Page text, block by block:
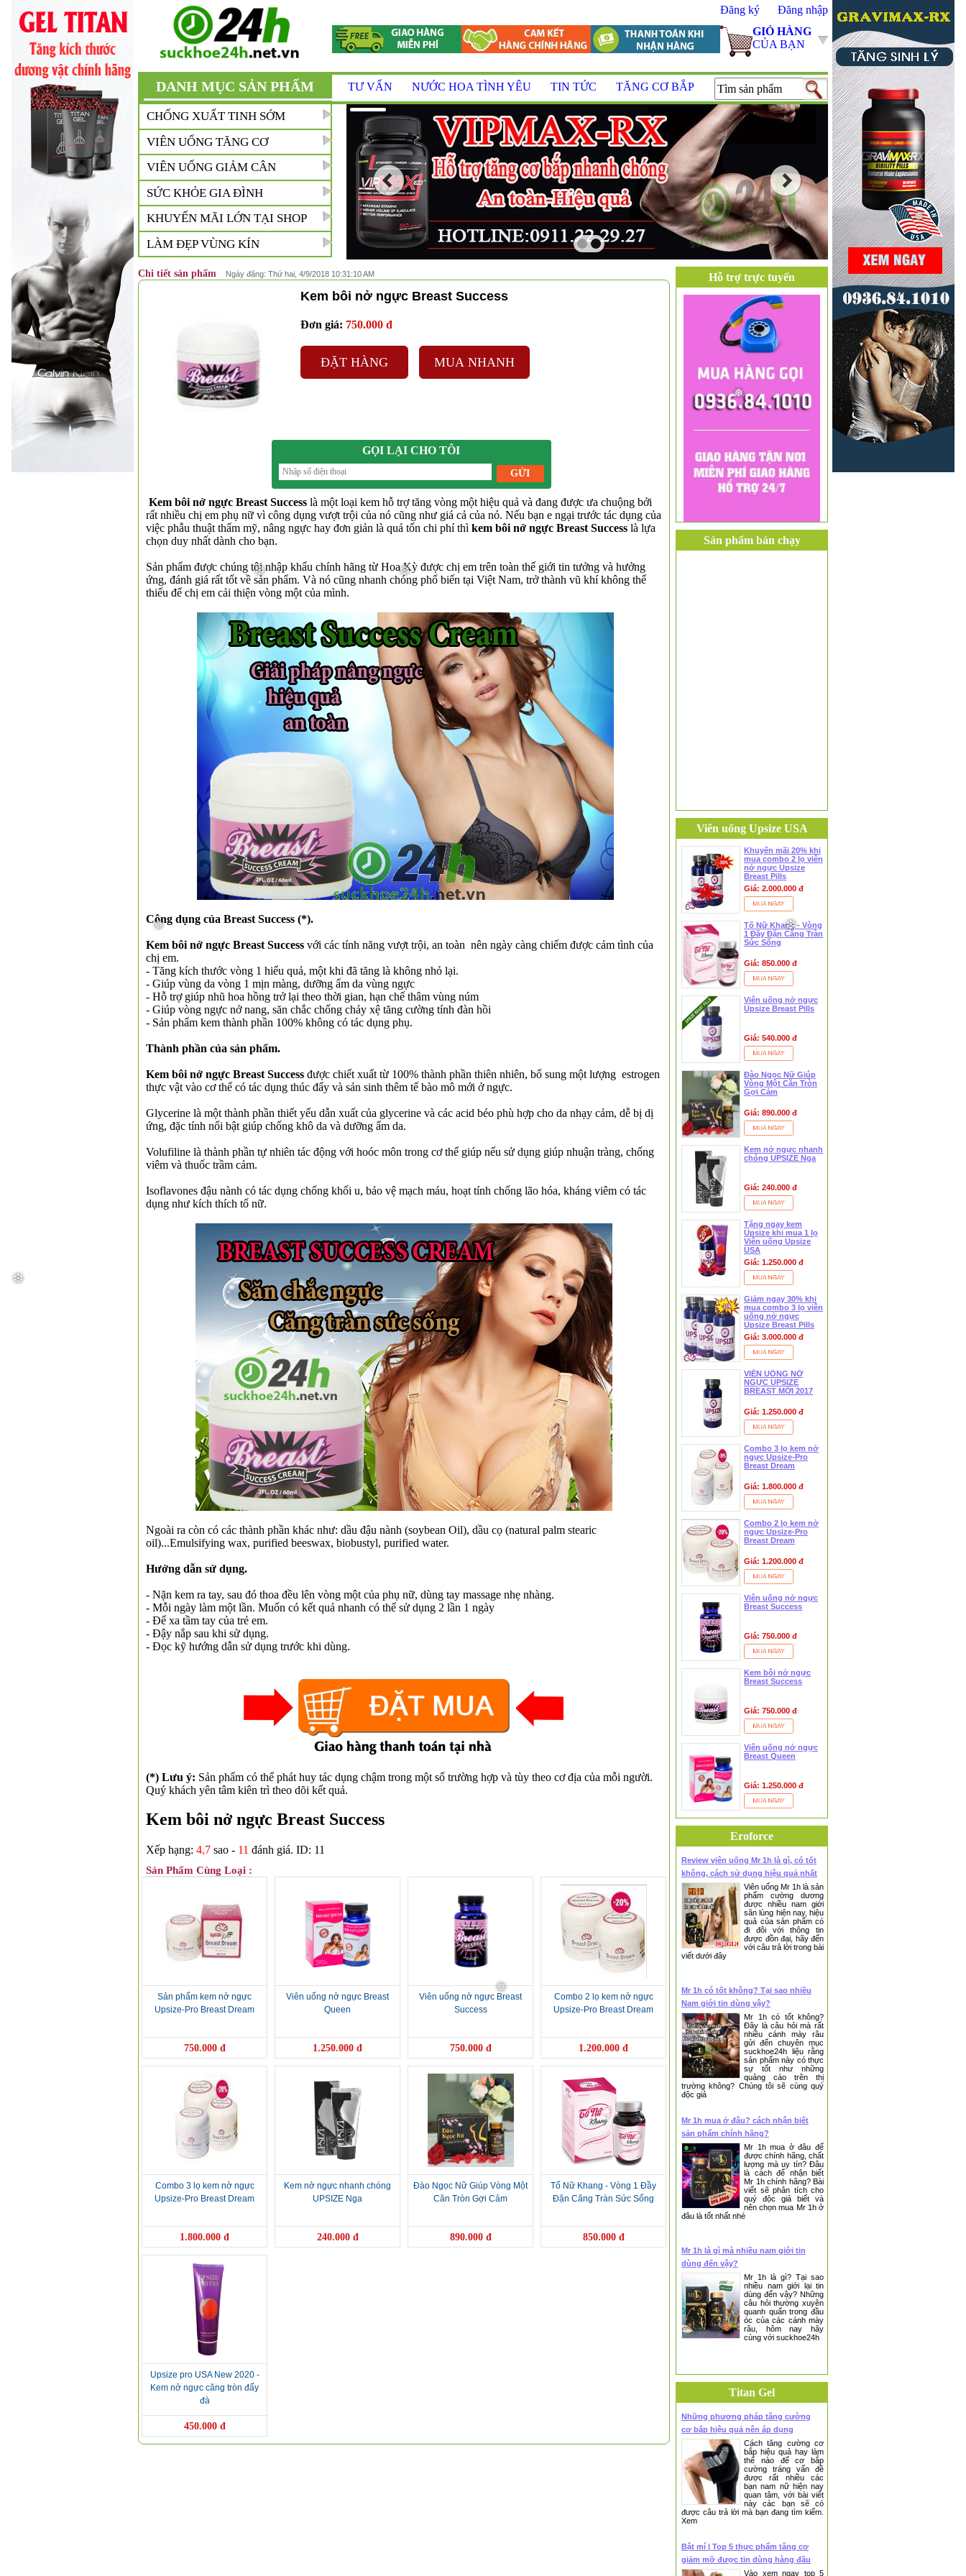
Đăng ký
Đăng nhập
GIỎ HÀNG
CỦA BẠN
DANH MỤC SẢN PHẨM TƯ VẤN NƯỚC HOA TÌNH YÊU TIN TỨC TĂNG CƠ BẮP
CHỐNG XUẤT TINH SỚM
VIÊN UỐNG TĂNG CƠ
VIÊN UỐNG GIẢM CÂN
SỨC KHỎE GIA ĐÌNH
KHUYẾN MÃI LỚN TẠI SHOP
LÀM ĐẸP VÙNG KÍN
Chi tiết sản phẩm Ngày đăng: Thứ hai, 4/9/2018 10:31:10 AM
Kem bôi nở ngực Breast Success
Đơn giá: 750.000 đ
ĐẶT HÀNG MUA NHANH
GỌI LẠI CHO TÔI
Kem bôi nở ngực Breast Success là một loại kem hỗ trợ tăng vòng một hiệu quả và đang được ưa chuộng bởi
rất nhiều chị em phụ nữ vì công dụng vượt trội của nó cũng như giá cả của nó. Nếu bạn e ngại trước tác dụng của
việc phẫu thuật thẩm mỹ, nâng ngực hay đơn giản là quá tốn chi phí thì kem bôi nở ngực Breast Success là lựa
chọn duy nhất dành cho bạn.
Sản phẩm được chúng tôi nhập khẩu chính hãng từ Hoa Kỳ được chị em trên toàn thế giới tin tưởng và hưởng
ứng, đánh giá rất tốt về sản phẩm. Và nó cũng nhanh chóng phổ biến tại Việt Nam, trở thành vũ khí không thể
thiếu để chị em cải thiện vòng một của mình.
Công dụng của Breast Success (*).
Kem bôi nở ngực Breast Success với các tính năng vượt trội, an toàn nên ngày càng chiếm được cảm tình của
chị em.
- Tăng kích thước vòng 1 hiểu quả, một khi đã tăng là không nhỏ lại.
- Giúp vùng da vòng 1 mịn màng, dưỡng ẩm da vùng ngực
- Hỗ trợ giúp nhũ hoa hồng trở lại theo thời gian, hạn chế thâm vùng núm
- Giúp vòng ngực nở nang, săn chắc chống chảy xệ tăng cường tính đàn hồi
- Sản phẩm kem thành phần 100% không có tác dụng phụ.
Thành phần của sản phẩm.
Kem bôi nở ngực Breast Success được chiết xuất từ 100% thành phần thiên nhiên, bổ sung một lượng estrogen
thực vật vào cơ thể có tác dụng thúc đẩy và sản sinh thêm tế bào mô mới ở ngực.
Glycerine là một thành phần thiết yếu dẫn xuất của glycerine và các acid béo phù hợp cho da nhạy cảm, dễ bị dị
ứng, đặc tính nổi bật giúp chống khô da và dưỡng ẩm da.
Volufiline là thành phần tự nhiên tác động với hoóc môn trong cơ thể giúp nếu sử dụng giúp nhuận tràng, chống
viêm và thuốc trầm cảm.
Isoflavones đậu nành có tác dụng chống khối u, bảo vệ mạch máu, hoạt tính chống lão hóa, kháng viêm có tác
dụng như kích thích tố nữ.
Ngoài ra còn có các thành phần khác như: dầu đậu nành (soybean Oil), dầu cọ (natural palm stearic
oil)...Emulsifying wax, purified beeswax, biobustyl, purified water.
Hướng dẫn sử dụng.
- Nặn kem ra tay, sau đó thoa đều lên vòng một của phụ nữ, dùng tay massage nhẹ nhàng.
- Mỗi ngày làm một lần. Muốn có kết quả nhanh có thể sử dụng 2 lần 1 ngày
- Để xa tầm tay của trẻ em.
- Đậy nắp sau khi sử dụng.
- Đọc kỹ hướng dẫn sử dụng trước khi dùng.
(*) Lưu ý: Sản phẩm có thể phát huy tác dụng chậm trong một số trường hợp và tùy theo cơ địa của mỗi người.
Quý khách yên tâm kiên trì theo dõi kết quả.
Kem bôi nở ngực Breast Success
Xếp hạng: 4,7 sao - 11 đánh giá. ID: 11
Sản Phẩm Cùng Loại :
Sản phẩm kem nở ngực
Upsize-Pro Breast Dream
750.000 đ
Viên uống nở ngực Breast
Queen
1.250.000 đ
Viên uống nở ngực Breast
Success
750.000 đ
Combo 2 lọ kem nở ngực
Upsize-Pro Breast Dream
1.200.000 đ
Combo 3 lọ kem nở ngực
Upsize-Pro Breast Dream
1.800.000 đ
Kem nở ngực nhanh chóng
UPSIZE Nga
240.000 đ
Đào Ngọc Nữ Giúp Vòng Một
Căn Tròn Gợi Cảm
890.000 đ
Tố Nữ Khang - Vòng 1 Đầy
Đặn Căng Tràn Sức Sống
850.000 đ
Upsize pro USA New 2020 -
Kem nở ngực căng tròn đẩy
đà
450.000 đ
Hỗ trợ trực tuyến
Sản phẩm bán chạy
790.000 đ
22 Again trở về tuổi thanh xuân
nhanh chóng
1.500.000 đ
NƯỚC HOA ALFA DONNA Vũ Khí
Quyến Rũ Đàn Ông
Viên uống Upsize USA
Khuyến mãi 20% khi
mua combo 2 lọ viên
nở ngực Upsize
Breast Pills
Giá: 2.000.000 đ
Tố Nữ Khang - Vòng
1 Đầy Đặn Căng Tràn
Sức Sống
Giá: 850.000 đ
Viên uống nở ngực
Upsize Breast Pills
Giá: 540.000 đ
Đào Ngọc Nữ Giúp
Vòng Một Căn Tròn
Gợi Cảm
Giá: 890.000 đ
Kem nở ngực nhanh
chóng UPSIZE Nga
Giá: 240.000 đ
Tặng ngay kem
Upsize khi mua 1 lọ
Viên uống Upsize
USA
Giá: 1.250.000 đ
Giảm ngay 30% khi
mua combo 3 lọ viên
uống nở ngực
Upsize Breast Pills
Giá: 3.000.000 đ
VIÊN UỐNG NỞ
NGỰC UPSIZE
BREAST MỚI 2017
Giá: 1.250.000 đ
Combo 3 lọ kem nở
ngực Upsize-Pro
Breast Dream
Giá: 1.800.000 đ
Combo 2 lọ kem nở
ngực Upsize-Pro
Breast Dream
Giá: 1.200.000 đ
Viên uống nở ngực
Breast Success
Giá: 750.000 đ
Kem bôi nở ngực
Breast Success
Giá: 750.000 đ
Viên uống nở ngực
Breast Queen
Giá: 1.250.000 đ
Eroforce
Review viên uống Mr 1h là gì, có tốt
không, cách sử dụng hiệu quả nhất
Viên uống Mr 1h là sản
phẩm cường dương
được nhiều nam giới
săn lùng hiện nay, hiệu
quả của sản phẩm có
đi đôi với thông tin
được đồn đại, hãy đến
với câu trả lời trong bài
viết dưới đây
Mr 1h có tốt không? Tại sao nhiều
Nam giới tin dùng vậy?
Mr 1h có tốt không?
Đây là câu hỏi mà rất
nhiều cánh mày râu
gửi đến chuyên mục
suckhoe24h liệu rằng
sản phẩm này có thực
sự tốt như những
quảng cáo trên thị
trường không? Chúng tôi sẽ cùng quý
độc giả
Mr 1h mua ở đâu? cách nhận biết
sản phẩm chính hãng?
Mr 1h mua ở đâu để
được chính hãng, chất
lượng mà uy tín? Đâu
là cách để nhận biết
Mr 1h chính hãng? Bài
viết sẽ phân tích cho
quý độc giả biết và
nên chọn mua Mr 1h ở
đâu là tốt nhất nhé
Mr 1h là gì mà nhiều nam giới tin
dùng đến vậy?
Mr 1h là gì? Tại sao
nhiều nam giới lại tin
dùng đến vậy? Những
câu hỏi thường xuyên
quanh quẩn trong đầu
óc của các cánh mày
râu, hôm nay hãy
cùng với suckhoe24h
Titan Gel
Những phương pháp tăng cường
cơ bắp hiệu quả nên áp dụng
Cách tăng cường cơ
bắp hiệu quả hay làm
thế nào để cơ bắp
cường tráng vấn đề
được rất nhiều các
bạn nam nữ hiện nay
quan tâm, với bài viết
này các bạn sẽ có
được câu trả lời mà bạn đang tìm kiếm.
Xem
Bật mí | Top 5 thực phẩm tăng cơ
giảm mỡ được tin dùng hàng đầu
Vào xem ngay top 5
❅